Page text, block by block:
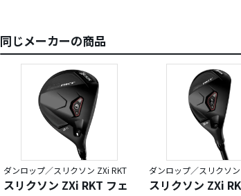
同じメーカーの商品
ダンロップ／スリクソン ZXi RKT
スリクソン ZXi RKT フェ
ダンロップ／スリクソ
スリクソン ZXi